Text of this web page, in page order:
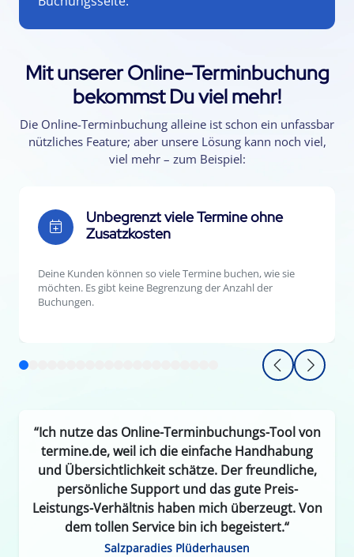
Mit unserer Online-Terminbuchung
bekommst Du viel mehr!
Die Online-Terminbuchung alleine ist schon ein unfassbar
nützliches Feature; aber unsere Lösung kann noch viel,
viel mehr – zum Beispiel:
Unbegrenzt viele Termine ohne
Zusatzkosten
Deine Kunden können so viele Termine buchen, wie sie
möchten. Es gibt keine Begrenzung der Anzahl der
Buchungen.
“Ich nutze das Online-Terminbuchungs-Tool von
termine.de, weil ich die einfache Handhabung
und Übersichtlichkeit schätze. Der freundliche,
persönliche Support und das gute Preis-
Leistungs-Verhältnis haben mich überzeugt. Von
dem tollen Service bin ich begeistert.“
Salzparadies Plüderhausen